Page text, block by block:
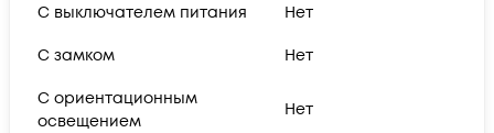
С выключателем питания Нет
С замком Нет
С ориентационным
освещением
Нет